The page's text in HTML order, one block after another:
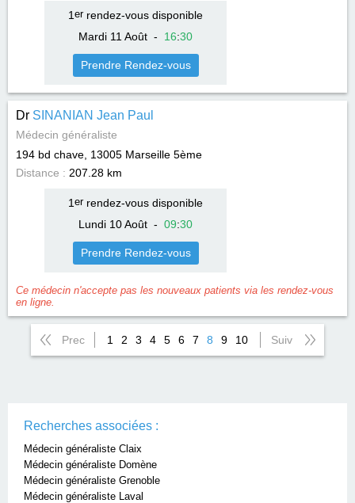
1 errendez-vous disponible
Mardi 11 Août - 16:30
Prendre Rendez-vous
Dr SINANIAN Jean Paul
Médecin généraliste
194 bd chave, 13005 Marseille 5ème
Distance : 207.28 km
1 errendez-vous disponible
Lundi 10 Août - 09:30
Prendre Rendez-vous
Ce médecin n'accepte pas les nouveaux patients via les rendez-vous
en ligne.
Prec 1 2 3 4 5 6 7 8 9 10 Suiv
Recherches associées :
Médecin généraliste Claix
Médecin généraliste Domène
Médecin généraliste Grenoble
Médecin généraliste Laval